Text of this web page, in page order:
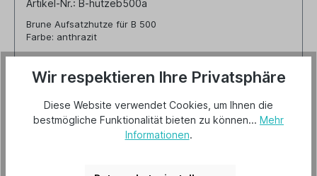
Artikel-Nr.: B-hutzeb500a
Brune Aufsatzhutze für B 500
Farbe: anthrazit
190,00 €*
Details
Wir respektieren Ihre Privatsphäre
Diese Website verwendet Cookies, um Ihnen die
bestmögliche Funktionalität bieten zu können... Mehr
Informationen.